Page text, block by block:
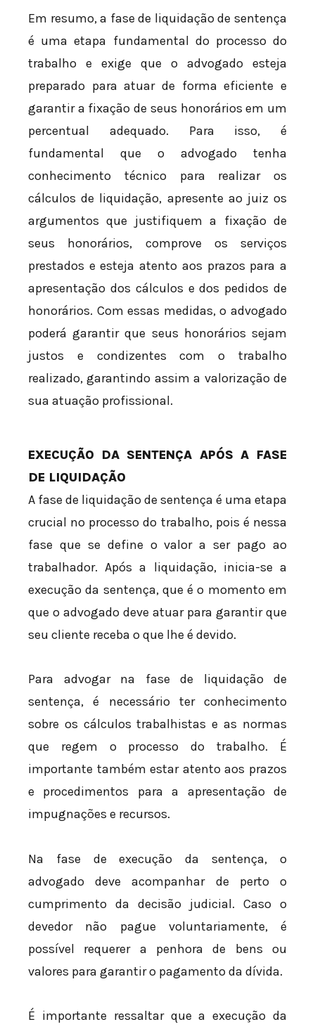
Em resumo, a fase de liquidação de sentença
é uma etapa fundamental do processo do
trabalho e exige que o advogado esteja
preparado para atuar de forma eficiente e
garantir a fixação de seus honorários em um
percentual adequado. Para isso, é
fundamental que o advogado tenha
conhecimento técnico para realizar os
cálculos de liquidação, apresente ao juiz os
argumentos que justifiquem a fixação de
seus honorários, comprove os serviços
prestados e esteja atento aos prazos para a
apresentação dos cálculos e dos pedidos de
honorários. Com essas medidas, o advogado
poderá garantir que seus honorários sejam
justos e condizentes com o trabalho
realizado, garantindo assim a valorização de
sua atuação profissional.
EXECUÇÃO DA SENTENÇA APÓS A FASE
DE LIQUIDAÇÃO
A fase de liquidação de sentença é uma etapa
crucial no processo do trabalho, pois é nessa
fase que se define o valor a ser pago ao
trabalhador. Após a liquidação, inicia-se a
execução da sentença, que é o momento em
que o advogado deve atuar para garantir que
seu cliente receba o que lhe é devido.
Para advogar na fase de liquidação de
sentença, é necessário ter conhecimento
sobre os cálculos trabalhistas e as normas
que regem o processo do trabalho. É
importante também estar atento aos prazos
e procedimentos para a apresentação de
impugnações e recursos.
Na fase de execução da sentença, o
advogado deve acompanhar de perto o
cumprimento da decisão judicial. Caso o
devedor não pague voluntariamente, é
possível requerer a penhora de bens ou
valores para garantir o pagamento da dívida.
É importante ressaltar que a execução da